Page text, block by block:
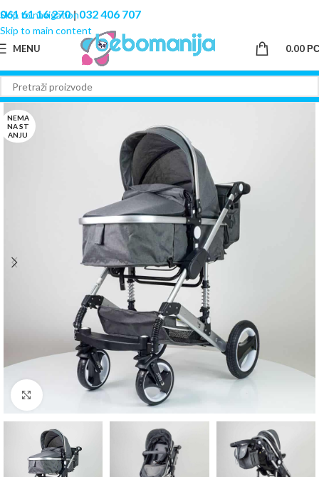
Skip to navigation
Skip to main content
061 61 16 270|032 406 707
MENU 0.00
NEMA
NA ST
ANJU
Click to enlarge